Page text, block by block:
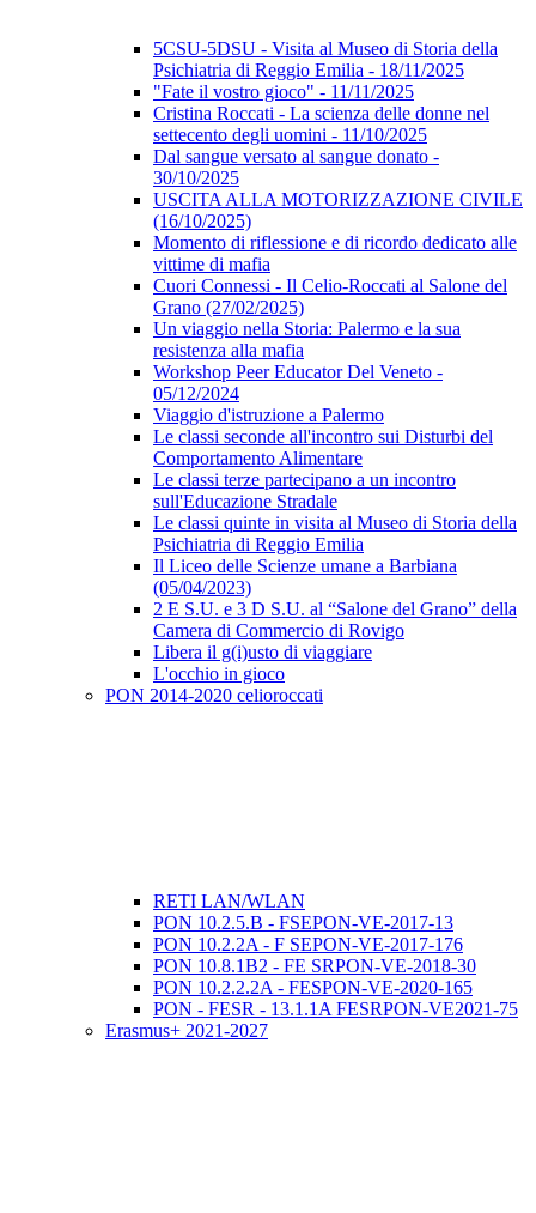
5CSU-5DSU - Visita al Museo di Storia della
Psichiatria di Reggio Emilia - 18/11/2025
"Fate il vostro gioco" - 11/11/2025
Cristina Roccati - La scienza delle donne nel
settecento degli uomini - 11/10/2025
Dal sangue versato al sangue donato -
30/10/2025
USCITA ALLA MOTORIZZAZIONE CIVILE
(16/10/2025)
Momento di riflessione e di ricordo dedicato alle
vittime di mafia
Cuori Connessi - Il Celio-Roccati al Salone del
Grano (27/02/2025)
Un viaggio nella Storia: Palermo e la sua
resistenza alla mafia
Workshop Peer Educator Del Veneto -
05/12/2024
Viaggio d'istruzione a Palermo
Le classi seconde all'incontro sui Disturbi del
Comportamento Alimentare
Le classi terze partecipano a un incontro
sull'Educazione Stradale
Le classi quinte in visita al Museo di Storia della
Psichiatria di Reggio Emilia
Il Liceo delle Scienze umane a Barbiana
(05/04/2023)
2 E S.U. e 3 D S.U. al “Salone del Grano” della
Camera di Commercio di Rovigo
Libera il g(i)usto di viaggiare
L'occhio in gioco
PON 2014-2020 celioroccati
RETI LAN/WLAN
PON 10.2.5.B - FSEPON-VE-2017-13
PON 10.2.2A - F SEPON-VE-2017-176
PON 10.8.1B2 - FE SRPON-VE-2018-30
PON 10.2.2.2A - FESPON-VE-2020-165
PON - FESR - 13.1.1A FESRPON-VE2021-75
Erasmus+ 2021-2027